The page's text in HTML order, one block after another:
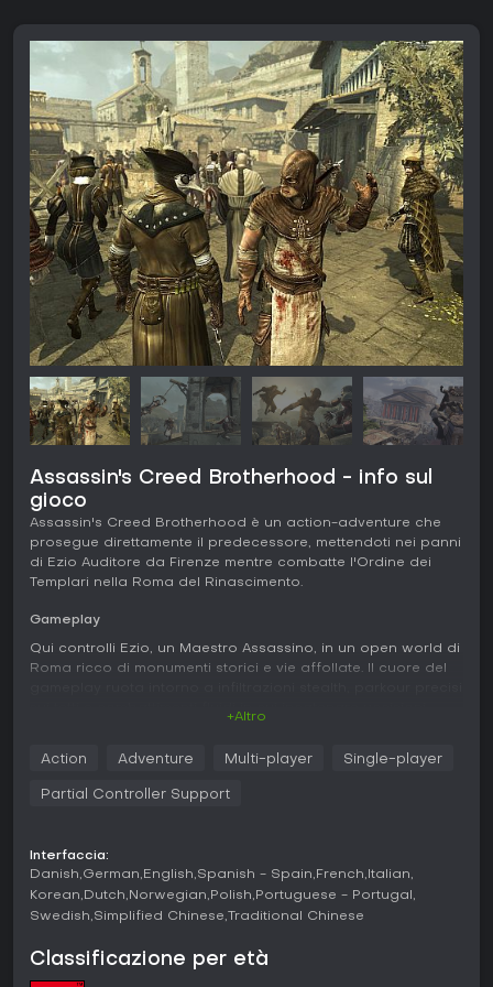
Assassin's Creed Brotherhood - info sul
gioco
Assassin's Creed Brotherhood è un action-adventure che
prosegue direttamente il predecessore, mettendoti nei panni
di Ezio Auditore da Firenze mentre combatte l'Ordine dei
Templari nella Roma del Rinascimento.
Gameplay
Qui controlli Ezio, un Maestro Assassino, in un open world di
Roma ricco di monumenti storici e vie affollate. Il cuore del
puramente difensive a attacchi aggressivi a catena che
premiano tempismo e posizionamento.
Europa, oppure chiamarli in aiuto durante il gioco per
distrarre le guardie o lanciare attacchi coordinati.
L'economia entra in gioco investendo nella ricostruzione
generare reddito e sbloccare nuove zone o alleati.
+Altro
Action Adventure Multi-player Single-player
Partial Controller Support
Interfaccia:
Danish German English Spanish - Spain French Italian
Korean Dutch Norwegian Polish Portuguese - Portugal
Swedish Simplified Chinese Traditional Chinese
Classificazione per età